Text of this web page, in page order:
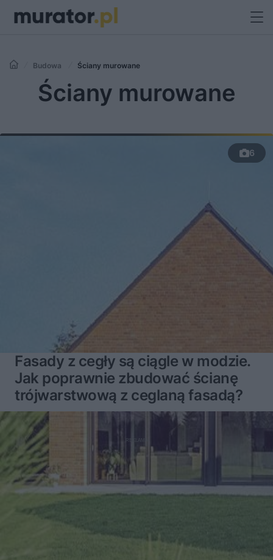
Budowa Ściany murowane
Ściany murowane
6
Fasady z cegły są ciągle w modzie.
Jak poprawnie zbudować ścianę
trójwarstwową z ceglaną fasadą?